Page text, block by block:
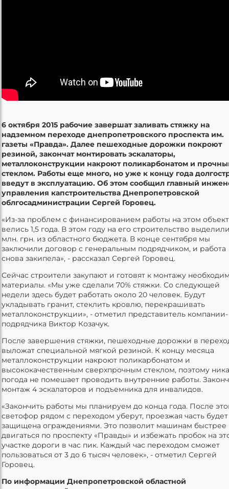
6 октября 2015 рабочие завершат заливать стяжку на
надземном переходе днепропетровского проспекта им.
газеты «Правда». Далее пешеходные дорожки покроют
резиной, закончат монтировать эскалаторы,
металлоконструкции накроют поликарбонатом и
стеклом. Работы еще много, но уже к концу года
введут в эксплуатацию. Об этом сообщил главный
управления капстроительства Днепропетровской
облгосадминистрации Сергей Горовец.
«Из-за проблем с финансированием работы на этом
велись 1,5 года. В этом году на его строительство
млн. грн. из областного бюджета. В конце сентября мы
заключили договор с генеральным подрядчиком, и работа
снова закипела», - рассказал Сергей Горовец.
Сейчас строители закупают и готовят к монтажу
материалы. «Мы уже сделали 70% стяжки. Со следующей
недели здесь будет работать около 20 человек. Будут
укладывать гранит, стеклить кровлю, перекрашивать
металлоконструкции», - отметил представитель компании-
подрядчика Виктор Козачук.
После завершения стяжки, пешеходные дорожки в
выложат специальной мягкой резиной. К концу месяца
металлоконструкции накроют поликарбонатом и
высококачественным сверхпрочным стеклом, поэтому
погода не помешает проводить внутренние работы.
монтаж 4 эскалаторов и подъемника для инвалидов.
«Закончить работы мы планируем до конца года. После
светофор рядом с переходом уберут, проезжая часть будет
защищена ограждениями. Это позволит машинам быстрее
двигаться по проспекту «Правды» и избежать пробок на
участке дороги в час пик. Каждый час переходом сможет
пользоваться от 3 до 6 тысяч человек», - отметил Сергей
Горовец.
По информации Днепропетровской областной